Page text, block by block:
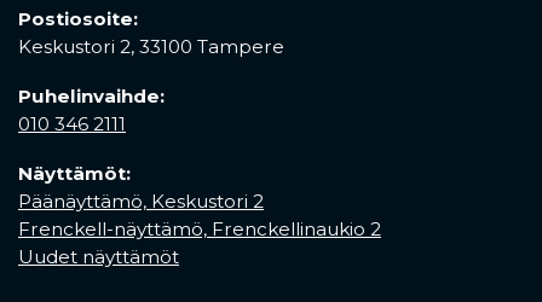
Postiosoite:
Keskustori 2, 33100 Tampere
Puhelinvaihde:
010 346 2111
Näyttämöt:
Päänäyttämö, Keskustori 2
Frenckell-näyttämö, Frenckellinaukio 2
Uudet näyttämöt